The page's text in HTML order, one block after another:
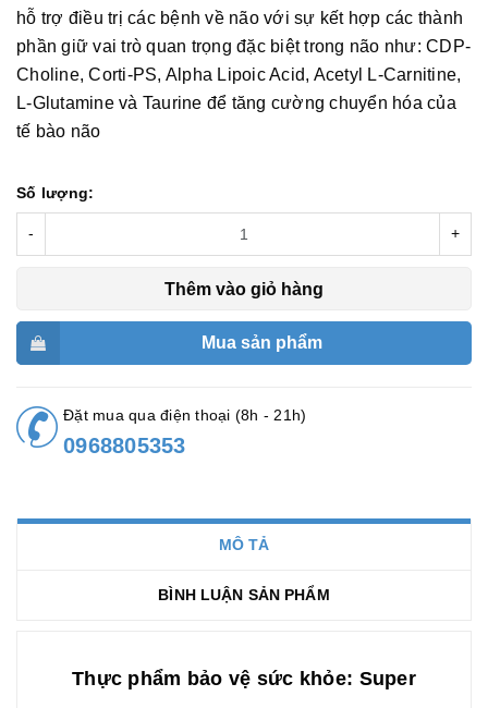
hỗ trợ điều trị các bệnh về não với sự kết hợp các thành
phần giữ vai trò quan trọng đặc biệt trong não như: CDP-
Choline, Corti-PS, Alpha Lipoic Acid, Acetyl L-Carnitine,
L-Glutamine và Taurine để tăng cường chuyển hóa của
tế bào não
Số lượng:
+
-
Thêm vào giỏ hàng
Mua sản phẩm
Đặt mua qua điện thoại (8h - 21h)
0968805353
MÔ TẢ
BÌNH LUẬN SẢN PHẨM
Thực phẩm bảo vệ sức khỏe: Super